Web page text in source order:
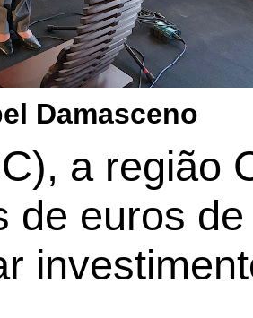
Damasceno
a região
de euros